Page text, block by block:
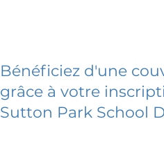
Bénéficiez d'une
grâce à votre
Sutton Park School